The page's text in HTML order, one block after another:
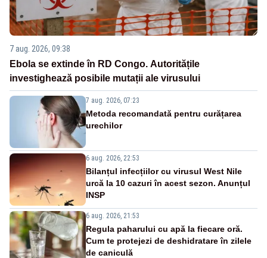
7 aug. 2026, 09:38
Ebola se extinde în RD Congo. Autoritățile
investighează posibile mutații ale virusului
7 aug. 2026, 07:23
Metoda recomandată pentru curățarea
urechilor
6 aug. 2026, 22:53
Bilanțul infecțiilor cu virusul West Nile
urcă la 10 cazuri în acest sezon. Anunțul
INSP
6 aug. 2026, 21:53
Regula paharului cu apă la fiecare oră.
Cum te protejezi de deshidratare în zilele
de caniculă